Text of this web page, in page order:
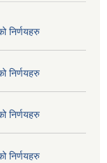
निर्णयहरु
निर्णयहरु
निर्णयहरु
निर्णयहरु